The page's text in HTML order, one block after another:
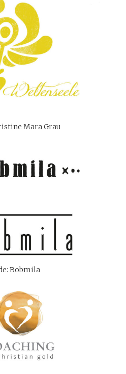
Mara Grau
Bobmila